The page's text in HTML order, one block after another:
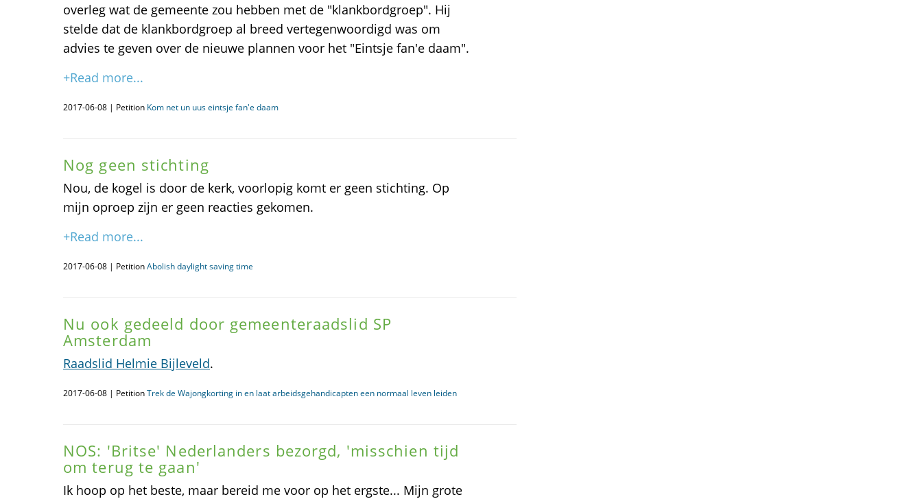
overleg wat de gemeente zou hebben met de "klankbordgroep". Hij
stelde dat de klankbordgroep al breed vertegenwoordigd was om
advies te geven over de nieuwe plannen voor het "Eintsje fan'e daam".
+Read more...
2017-06-08 | Petition Kom net un uus eintsje fan'e daam
Nog geen stichting
Nou, de kogel is door de kerk, voorlopig komt er geen stichting. Op
mijn oproep zijn er geen reacties gekomen.
+Read more...
2017-06-08 | PetitionAbolish daylight saving time
Nu ook gedeeld door gemeenteraadslid SP
Amsterdam
Raadslid Helmie Bijleveld.
2017-06-08 | PetitionTrek de Wajongkorting in en laat arbeidsgehandicapten een normaal leven leiden
NOS: 'Britse' Nederlanders bezorgd, 'misschien tijd
om terug te gaan'
Ik hoop op het beste, maar bereid me voor op het ergste... Mijn grote